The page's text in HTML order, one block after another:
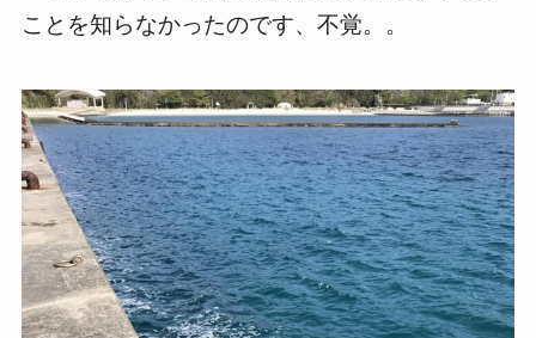
ことを知らなかったのです、不覚。。